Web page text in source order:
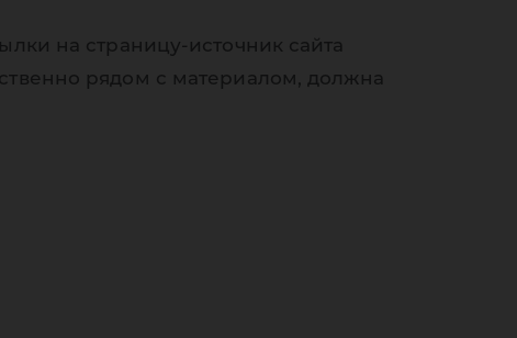
на страницу-источник сайта
рядом с материалом, должна